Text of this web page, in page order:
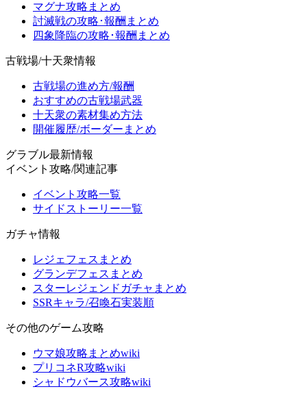
マグナ攻略まとめ
討滅戦の攻略･報酬まとめ
四象降臨の攻略･報酬まとめ
古戦場/十天衆情報
古戦場の進め方/報酬
おすすめの古戦場武器
十天衆の素材集め方法
開催履歴/ボーダーまとめ
グラブル最新情報
イベント攻略/関連記事
イベント攻略一覧
サイドストーリー一覧
ガチャ情報
レジェフェスまとめ
グランデフェスまとめ
スターレジェンドガチャまとめ
SSRキャラ/召喚石実装順
その他のゲーム攻略
ウマ娘攻略まとめwiki
プリコネR攻略wiki
シャドウバース攻略wiki